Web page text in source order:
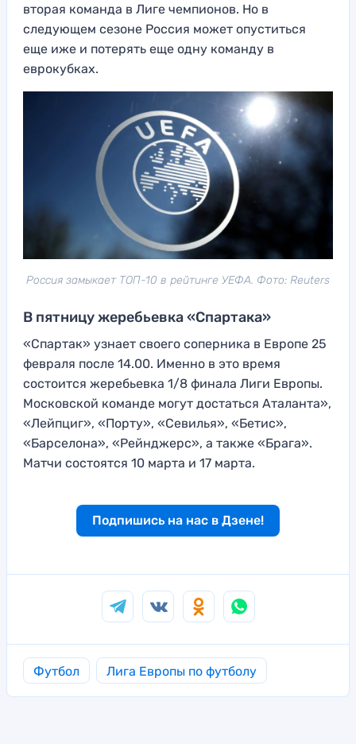
вторая команда в Лиге чемпионов. Но в
следующем сезоне Россия может опуститься
еще иже и потерять еще одну команду в
еврокубках.
Россия замыкает ТОП-10 в рейтинге УЕФА. Фото: Reuters
В пятницу жеребьевка «Спартака»
«Спартак» узнает своего соперника в Европе 25
февраля после 14.00. Именно в это время
состоится жеребьевка 1/8 финала Лиги Европы.
Московской команде могут достаться Аталанта»,
«Лейпциг», «Порту», «Севилья», «Бетис»,
«Барселона», «Рейнджерс», а также «Брага».
Матчи состоятся 10 марта и 17 марта.
Подпишись на нас в Дзене!
Футбол Лига Европы по футболу